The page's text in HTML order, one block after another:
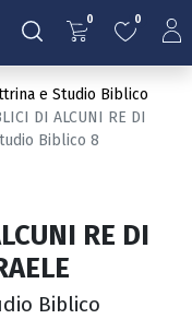
0 0
e Studio Biblico
DI ALCUNI RE DI
Biblico 8
RE DI
Biblico